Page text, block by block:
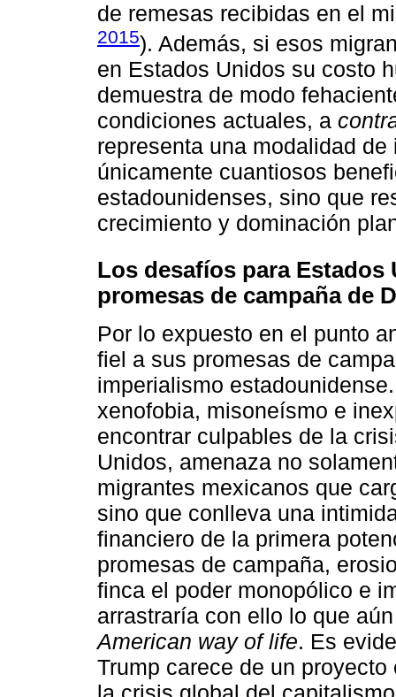
de remesas recibidas en el
2015). Además, si esos
en Estados Unidos su costo
demuestra de modo
condiciones actuales, a
representa una modalidad
únicamente cuantiosos
estadounidenses, sino que
crecimiento y dominación
Los desafíos para Estados
promesas de campaña de
Por lo expuesto en el punto
fiel a sus promesas de
imperialismo
xenofobia, misoneísmo e
encontrar culpables de la
Unidos, amenaza no
migrantes mexicanos que
sino que conlleva una
financiero de la primera
promesas de campaña,
finca el poder monopólico e
arrastraría con ello lo que
American way of life. Es
Trump carece de un